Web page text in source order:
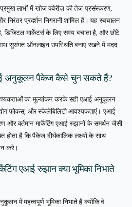
लाभों में खोज क्वेरीज़ की तेज प्रसंस्करण,
निरंतर प्रदर्शन निगरानी शामिल हैं। यह स्वचालन
डिजिटल मार्केटर्स के लिए समय बचाता है, और छोटे
सुसंगत ऑनलाइन उपस्थिति बनाए रखने में मदद
अनुकूलन पैकेज कैसे चुन सकते हैं?
का मूल्यांकन करके सही एआई अनुकूलन
फोकस, और स्केलेबिलिटी आवश्यकताएं। एआई
और वर्तमान मार्केटिंग एआई रुझानों के समर्थन जैसी
होता है कि पैकेज दीर्घकालिक लक्ष्यों के साथ
करे।
एआई रुझान क्या भूमिका निभाते
में महत्वपूर्ण भूमिका निभाते हैं क्योंकि वे